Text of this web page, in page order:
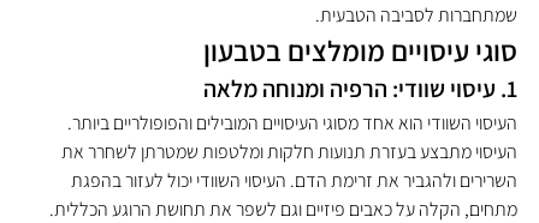
שמתחברות לסביבה הטבעית.
סוגי עיסויים מומלצים בטבעון
1. עיסוי שוודי: הרפיה ומנוחה מלאה
העיסוי השוודי הוא אחד מסוגי העיסויים המובילים והפופולריים ביותר.
העיסוי מתבצע בעזרת תנועות חלקות ומלטפות שמטרתן לשחרר את
השרירים ולהגביר את זרימת הדם. העיסוי השוודי יכול לעזור בהפגת
מתחים, הקלה על כאבים פיזיים וגם לשפר את תחושת הרוגע הכללית.